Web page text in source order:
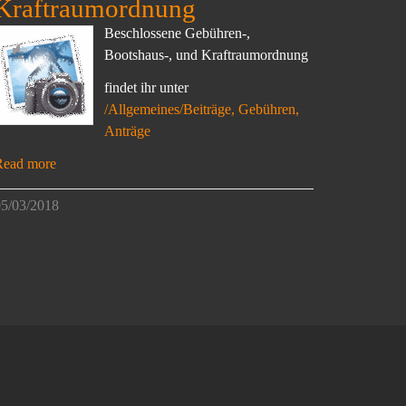
Beschlossene Gebühren-,
Bootshaus-, und Kraftraumordnung
findet ihr unter
/Allgemeines/Beiträge, Gebühren,
Anträge
more
03/2018